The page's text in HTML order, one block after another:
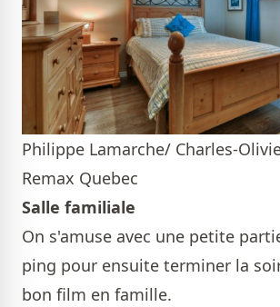
Philippe Lamarche/ Charles-
Remax Quebec
Salle familiale
On s'amuse avec une petite
ping pour ensuite terminer la
bon film en famille.